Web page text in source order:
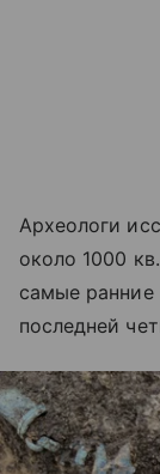
Археологи
около 1000
самые ранние
последней